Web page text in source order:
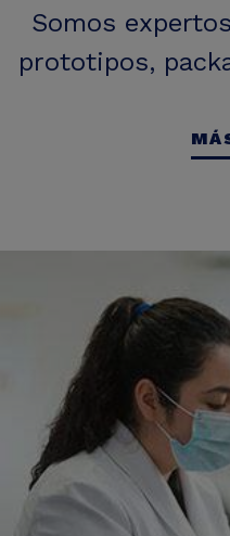
Somos
prototipos,